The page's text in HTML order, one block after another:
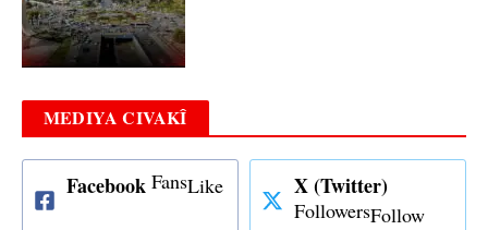
MEDIYA CIVAKÎ
Facebook FansLike X (Twitter)
FollowersFollow